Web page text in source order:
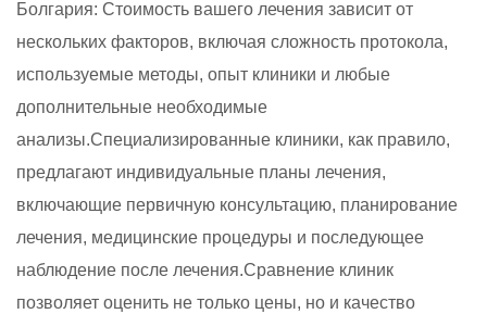
Болгария: Стоимость вашего лечения зависит от
нескольких факторов, включая сложность протокола,
используемые методы, опыт клиники и любые
дополнительные необходимые
анализы.Специализированные клиники, как правило,
предлагают индивидуальные планы лечения,
включающие первичную консультацию, планирование
лечения, медицинские процедуры и последующее
наблюдение после лечения.Сравнение клиник
позволяет оценить не только цены, но и качество